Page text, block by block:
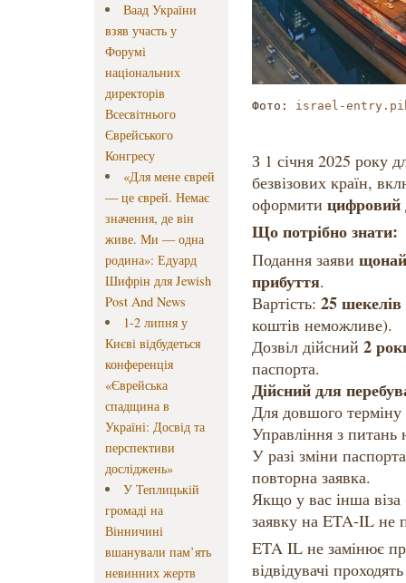
Ваад України
взяв участь у
Форумі
національних
директорів
Всесвітнього
Єврейського
Конгресу
«Для мене єврей
— це єврей. Немає
значення, де він
живе. Ми — одна
родина»: Едуард
Шифрін для Jewish
Post And News
1-2 липня у
Києві відбудеться
конференція
«Єврейська
спадщина в
Україні: Досвід та
перспективи
досліджень»
У Теплицькій
громаді на
Вінничині
вшанували пам’ять
невинних жертв
Фото: israel-
З 1 січня 2025 року
безвізових країн,
оформити цифровий
Що потрібно знати:
Подання заяви
прибуття.
Вартість: 25 шекелів
коштів неможливе).
Дозвіл дійсний 2
паспорта.
Дійсний для
Для довшого терміну
Управління з питань
У разі зміни
повторна заявка.
Якщо у вас інша віза
заявку на ETA-IL не
ETA IL не замінює
відвідувачі